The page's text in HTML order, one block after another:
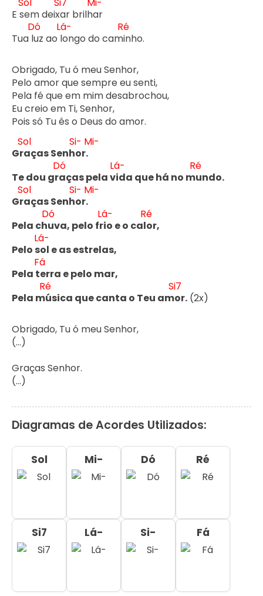
E sem deixar brilhar
Tua l
Dó
uz ao l
Lá-
ongo do cam
Ré
inho.
Obrigado, Tu ó meu Senhor,
Pelo amor que sempre eu senti,
Pela fé que em mim desabrochou,
Eu creio em Ti, Senhor,
Pois só Tu és o Deus do amor.
Gr
Sol
aças Senh
Si-
or.
Mi-
Te dou gr
Dó
aças pela v
Lá-
ida que há no m
Ré
undo.
Gr
Sol
aças Senh
Si-
or.
Mi-
Pela ch
Dó
uva, pelo fr
Lá-
io e o cal
Ré
or,
Pelo s
Lá-
ol e as estrelas,
Pela t
Fá
erra e pelo mar,
Pela m
Ré
úsica que canta o Teu am
Si7
or. (2x)
Obrigado, Tu ó meu Senhor,
(…)
Graças Senhor.
(…)
Diagramas de Acordes Utilizados:
Sol Mi- Dó Ré
Si7 Lá- Si- Fá